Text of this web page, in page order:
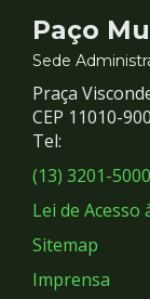
e
Redes
Sociais
Paço
Sede
Praça
CEP 11010-900
Tel:
(13) 3201-5000
Lei de
Sitemap
Imprensa